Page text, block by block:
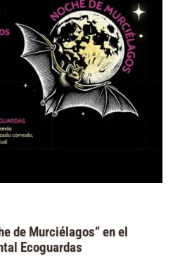
de Murciélagos” en el
Ecoguardas